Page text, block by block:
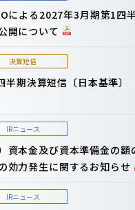
による2027年3月期第1四
開について
決算短信
期決算短信〔日本基準〕
IRニュース
資本金及び資本準備金の額
効力発生に関するお知らせ
IRニュース